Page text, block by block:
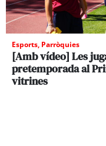
Esports, Parròquies
[Amb vídeo] Les
pretemporada al
vitrines